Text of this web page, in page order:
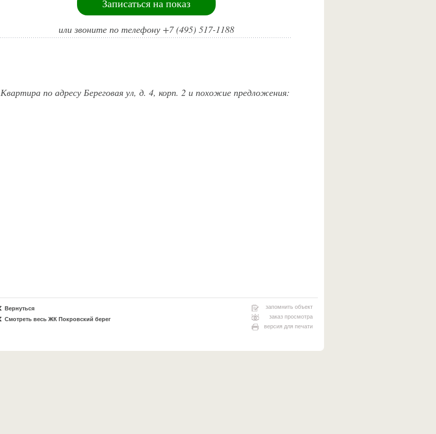
Записаться на показ
или звоните по телефону +7 (495) 517-1188
Квартира по адресу Береговая ул, д. 4, корп. 2 и похожие предложения:
Вернуться
Смотреть весь ЖК Покровский берег
запомнить объект
заказ просмотра
версия для печати